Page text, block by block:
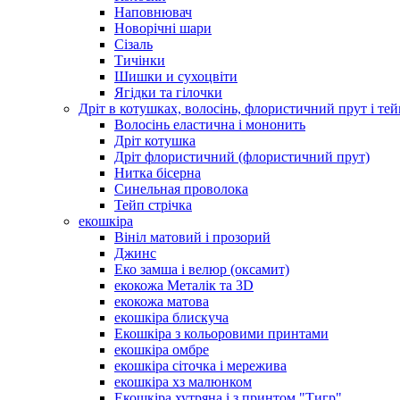
Наповнювач
Новорічні шари
Сізаль
Тичінки
Шишки и сухоцвіти
Ягідки та гілочки
Дріт в котушках, волосінь, флористичний прут і
Волосінь еластична і мононить
Дріт котушка
Дріт флористичний (флористичний прут)
Нитка бісерна
Синельная проволока
Тейп стрічка
екошкіра
Вініл матовий і прозорий
Джинс
Еко замша і велюр (оксамит)
екокожа Металік та 3D
екокожа матова
екошкіра блискуча
Екошкіра з кольоровими принтами
екошкіра омбре
екошкіра сіточка і мережива
екошкіра хз малюнком